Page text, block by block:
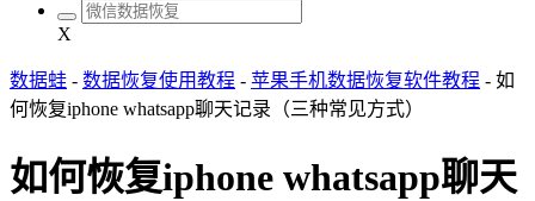
X
数据蛙 - 数据恢复使用教程 - 苹果手机数据恢复软件教程 - 如
何恢复iphone whatsapp聊天记录（三种常见方式）
如何恢复iphone whatsapp聊天